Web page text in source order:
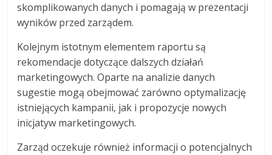
skomplikowanych danych i pomagają w prezentacji
wyników przed zarządem.
Kolejnym istotnym elementem raportu są
rekomendacje dotyczące dalszych działań
marketingowych. Oparte na analizie danych
sugestie mogą obejmować zarówno optymalizację
istniejących kampanii, jak i propozycje nowych
inicjatyw marketingowych.
Zarząd oczekuje również informacji o potencjalnych